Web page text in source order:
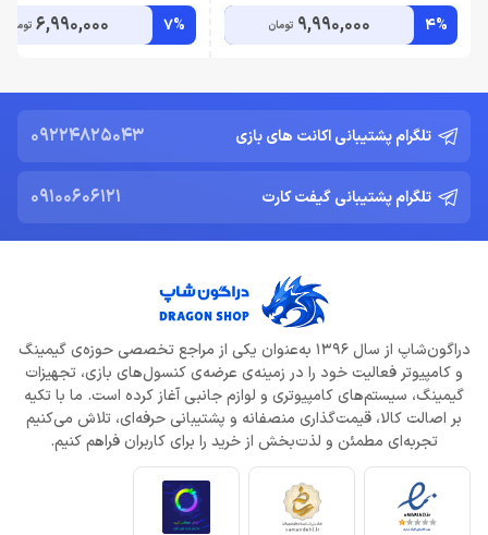
4%
9,990,000 تومان 7%
6,990,000 تومان
تلگرام پشتیبانی اکانت های بازی 09224825043
تلگرام پشتیبانی گیفت کارت 09100606121
دراگون‌شاپ از سال 1396 به‌عنوان یکی از مراجع تخصصی حوزه‌ی گیمینگ
و کامپیوتر فعالیت خود را در زمینه‌ی عرضه‌ی کنسول‌های بازی، تجهیزات
گیمینگ، سیستم‌های کامپیوتری و لوازم جانبی آغاز کرده است. ما با تکیه
بر اصالت کالا، قیمت‌گذاری منصفانه و پشتیبانی حرفه‌ای، تلاش می‌کنیم
تجربه‌ای مطمئن و لذت‌بخش از خرید را برای کاربران فراهم کنیم.